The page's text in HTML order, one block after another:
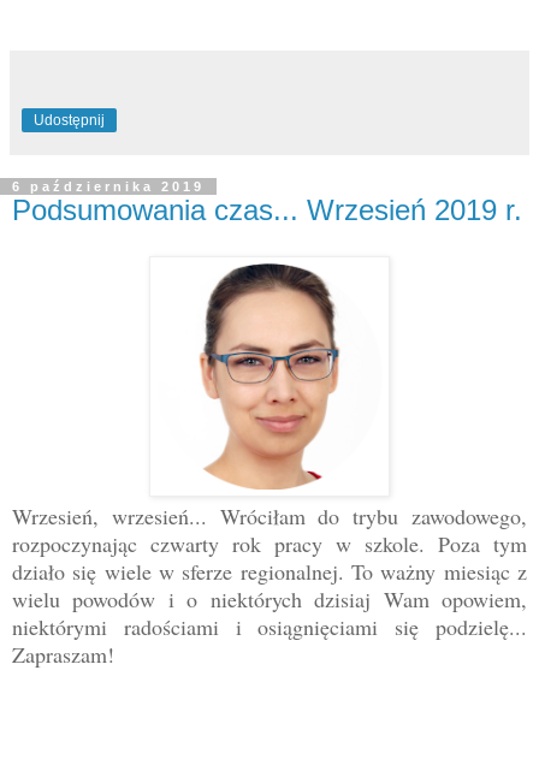
Udostępnij
6 października 2019
Podsumowania czas... Wrzesień 2019 r.
Wrzesień, wrzesień... Wróciłam do trybu zawodowego,
rozpoczynając czwarty rok pracy w szkole. Poza tym
działo się wiele w sferze regionalnej. To ważny miesiąc z
wielu powodów i o niektórych dzisiaj Wam opowiem,
niektórymi radościami i osiągnięciami się podzielę...
Zapraszam!